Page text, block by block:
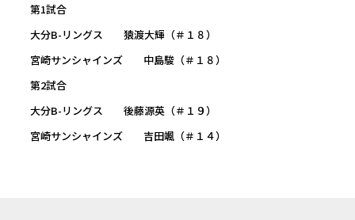
第1試合
大分B-リングス 猿渡大輝（＃１８）
宮崎サンシャインズ 中島駿（＃１８）
第2試合
大分B-リングス 後藤源英（＃１９）
宮崎サンシャインズ 吉田颯（＃１４）